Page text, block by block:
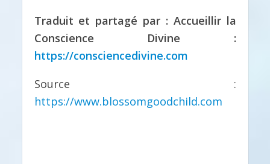
Traduit et partagé par : Accueillir la
Conscience Divine :
https://consciencedivine.com
Source :
https://www.blossomgoodchild.com